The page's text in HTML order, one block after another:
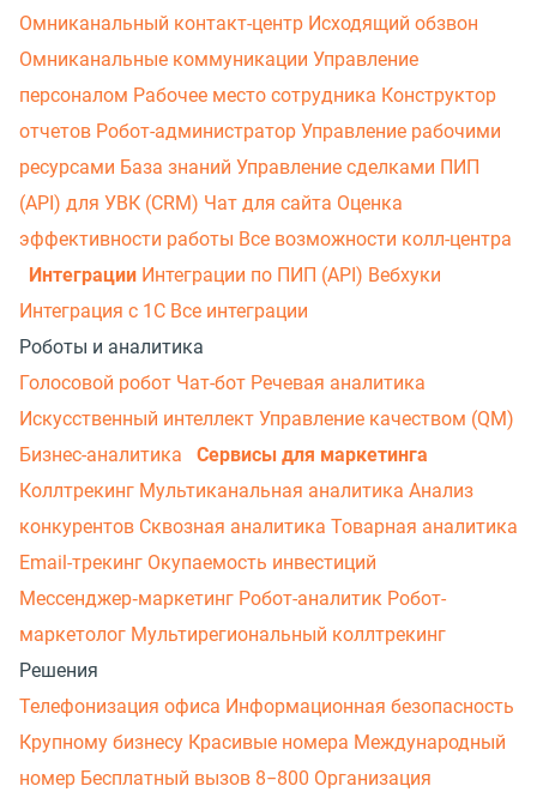
Омниканальный контакт-центр Исходящий обзвон
Омниканальные коммуникации Управление
персоналом Рабочее место сотрудника Конструктор
отчетов Робот-администратор Управление рабочими
ресурсами База знаний Управление сделками ПИП
(API) для УВК (CRM) Чат для сайта Оценка
эффективности работы Все возможности колл-центра
Интеграции Интеграции по ПИП (API) Вебхуки
Интеграция с 1С Все интеграции
Роботы и аналитика
Голосовой робот Чат-бот Речевая аналитика
Искусственный интеллект Управление качеством (QM)
Бизнес-аналитика
Сервисы для маркетинга
Коллтрекинг Мультиканальная аналитика Анализ
конкурентов Сквозная аналитика Товарная аналитика
Email-трекинг Окупаемость инвестиций
Мессенджер‑маркетинг Робот-аналитик Робот-
маркетолог Мультирегиональный коллтрекинг
Решения
Телефонизация офиса Информационная безопасность
Крупному бизнесу Красивые номера Международный
номер Бесплатный вызов 8−800 Организация